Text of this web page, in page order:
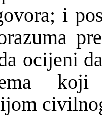
i
ocijeni